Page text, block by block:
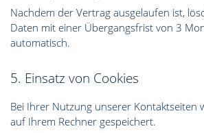
Nachdem der Vertrag ausgelaufen ist,
Daten mit einer Übergangsfrist von 3
automatisch.
5. Einsatz von Cookies
Bei Ihrer Nutzung unserer Kontaktseiten
auf Ihrem Rechner gespeichert.